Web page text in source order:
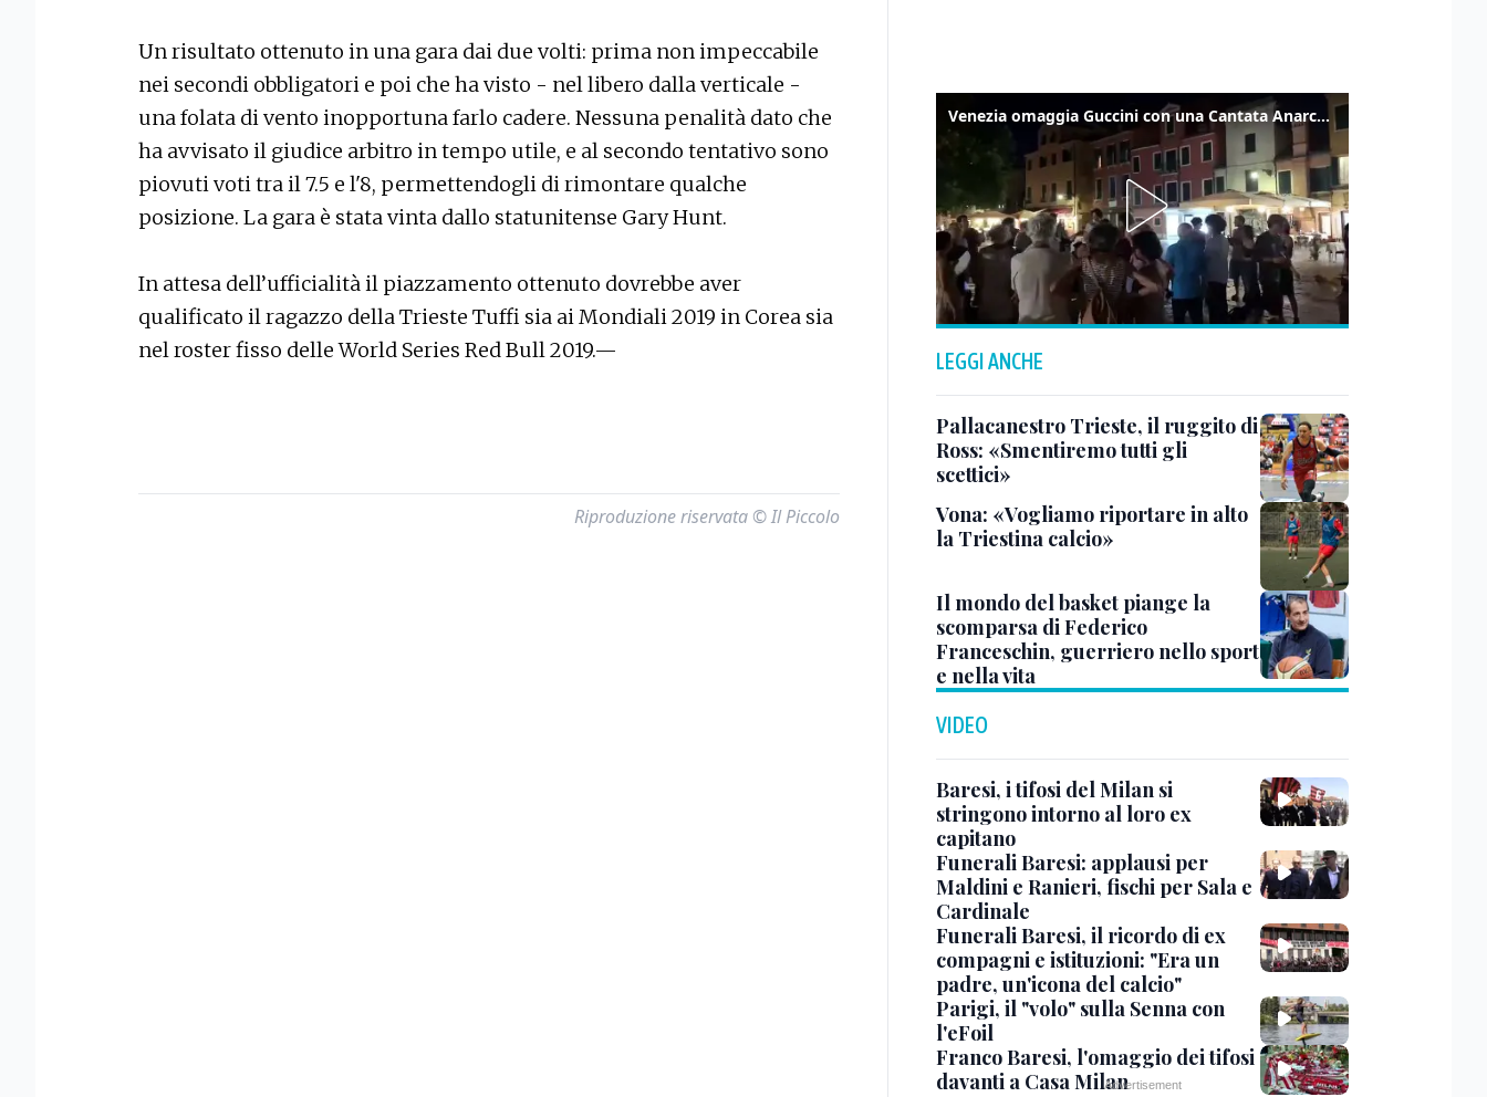
Un risultato ottenuto in una gara dai due volti: prima non impeccabile
nei secondi obbligatori e poi che ha visto - nel libero dalla verticale -
una folata di vento inopportuna farlo cadere. Nessuna penalità dato che
ha avvisato il giudice arbitro in tempo utile, e al secondo tentativo sono
piovuti voti tra il 7.5 e l'8, permettendogli di rimontare qualche
posizione. La gara è stata vinta dallo statunitense Gary Hunt.
In attesa dell’ufficialità il piazzamento ottenuto dovrebbe aver
qualificato il ragazzo della Trieste Tuffi sia ai Mondiali 2019 in Corea sia
nel roster fisso delle World Series Red Bull 2019.—
Riproduzione riservata © Il Piccolo
Venezia omaggia Guccini con una Cantata Anarchica in campo Santa Margherita
LEGGI ANCHE
Pallacanestro Trieste, il ruggito di
Ross: «Smentiremo tutti gli
scettici»
Vona: «Vogliamo riportare in alto
la Triestina calcio»
Il mondo del basket piange la
scomparsa di Federico
Franceschin, guerriero nello sport
e nella vita
VIDEO
Baresi, i tifosi del Milan si
stringono intorno al loro ex
capitano
Funerali Baresi: applausi per
Maldini e Ranieri, fischi per Sala e
Cardinale
Funerali Baresi, il ricordo di ex
compagni e istituzioni: "Era un
padre, un'icona del calcio"
Parigi, il "volo" sulla Senna con
l'eFoil
Franco Baresi, l'omaggio dei tifosi
davanti a Casa Milan